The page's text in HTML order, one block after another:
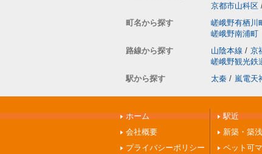
京都市山科区
町名から探す
嵯峨野有栖川
嵯峨野南浦町
路線から探す
山陰本線 / 京
嵯峨野観光鉄
駅から探す
太秦 / 嵐電天
ホーム
会社概要
プライバシーポリシー
駅近
新築・築浅
ペット可